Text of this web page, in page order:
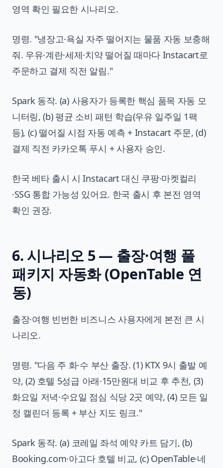
영역 확인 필요한 시나리오.
명령. "냉장고·욕실 자주 떨어지는 물품 자동 보충해
줘. 우유·계란·세제·치약 떨어질 때마다 Instacart로
주문하고 결제 직전 알림."
Spark 동작. (a) 사용자가 등록한 핵심 품목 자동 모
니터링, (b) 평균 소비 패턴 학습(우유 일주일 1팩
등), (c) 떨어질 시점 자동 예측 + Instacart 주문, (d)
결제 직전 카카오톡 푸시 + 사용자 승인.
한국 베타 출시 시 Instacart 대신 쿠팡·마켓컬리
·SSG 통합 가능성 있어요. 한국 출시 후 본전 영역
확인 권장.
6. 시나리오 5 — 출장·여행 풀
패키지 자동화 (OpenTable 연
동)
출장·여행 빈번한 비즈니스 사용자에게 본전 큰 시
나리오.
명령. "다음 주 화·수 부산 출장. (1) KTX 9시 출발 예
약, (2) 호텔 5성급 아래·15만원대 비교 후 추천, (3)
화요일 저녁·수요일 점심 식당 2곳 예약, (4) 모든 일
정 캘린더 등록 + 부산 지도 링크."
Spark 동작. (a) 코레일 좌석 예약 카트 담기, (b)
Booking.com·아고다 호텔 비교, (c) OpenTable·네